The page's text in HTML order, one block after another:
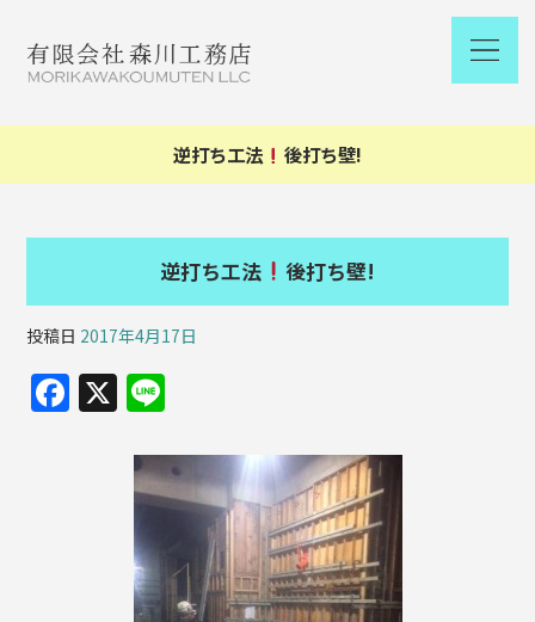
逆打ち工法 後打ち壁!
逆打ち工法 後打ち壁!
投稿日 2017年4月17日
F X
e